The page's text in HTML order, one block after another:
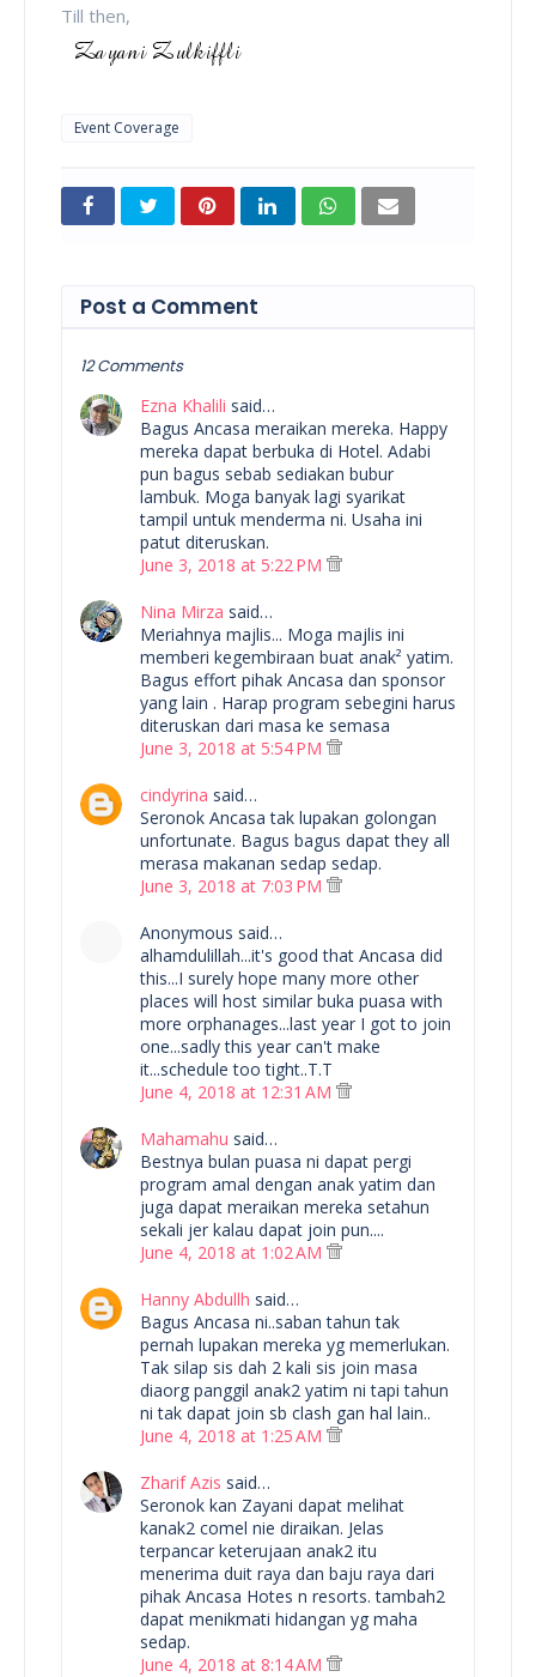
Till then,
Event Coverage
Post a Comment
12 Comments
Ezna Khalili said…
Bagus Ancasa meraikan mereka. Happy
mereka dapat berbuka di Hotel. Adabi
pun bagus sebab sediakan bubur
lambuk. Moga banyak lagi syarikat
tampil untuk menderma ni. Usaha ini
patut diteruskan.
June 3, 2018 at 5:22 PM
Nina Mirza said…
Meriahnya majlis... Moga majlis ini
memberi kegembiraan buat anak² yatim.
Bagus effort pihak Ancasa dan sponsor
yang lain . Harap program sebegini harus
diteruskan dari masa ke semasa
June 3, 2018 at 5:54 PM
cindyrina said…
Seronok Ancasa tak lupakan golongan
unfortunate. Bagus bagus dapat they all
merasa makanan sedap sedap.
June 3, 2018 at 7:03 PM
Anonymous said…
alhamdulillah...it's good that Ancasa did
this...I surely hope many more other
places will host similar buka puasa with
more orphanages...last year I got to join
one...sadly this year can't make
it...schedule too tight..T.T
June 4, 2018 at 12:31 AM
Mahamahu said…
Bestnya bulan puasa ni dapat pergi
program amal dengan anak yatim dan
juga dapat meraikan mereka setahun
sekali jer kalau dapat join pun....
June 4, 2018 at 1:02 AM
Hanny Abdullh said…
Bagus Ancasa ni..saban tahun tak
pernah lupakan mereka yg memerlukan.
Tak silap sis dah 2 kali sis join masa
diaorg panggil anak2 yatim ni tapi tahun
ni tak dapat join sb clash gan hal lain..
June 4, 2018 at 1:25 AM
Zharif Azis said…
Seronok kan Zayani dapat melihat
kanak2 comel nie diraikan. Jelas
terpancar keterujaan anak2 itu
menerima duit raya dan baju raya dari
pihak Ancasa Hotes n resorts. tambah2
dapat menikmati hidangan yg maha
sedap.
June 4, 2018 at 8:14 AM